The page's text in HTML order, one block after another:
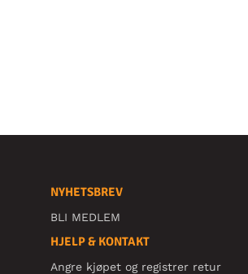
NYHETSBREV
BLI MEDLEM
HJELP & KONTAKT
Angre kjøpet og registrer retur